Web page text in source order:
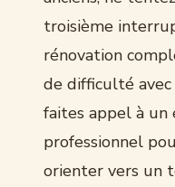
troisième
rénovation
de difficulté
faites appel à un
professionnel
orienter vers un